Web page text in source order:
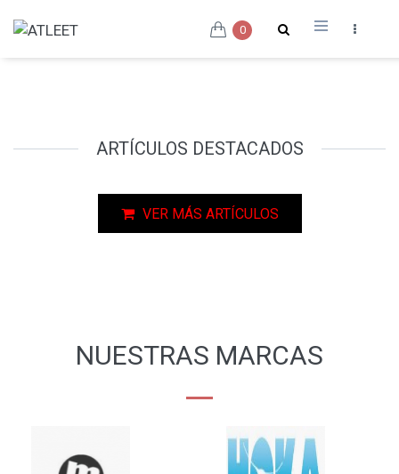
0
ARTÍCULOS DESTACADOS
VER MÁS ARTÍCULOS
NUESTRAS MARCAS